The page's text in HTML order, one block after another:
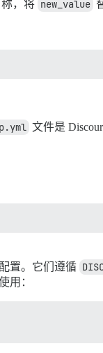
，将 new_value
文件是
置。它们遵循
用：